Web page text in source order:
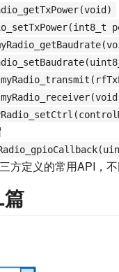
方定义的常用API，